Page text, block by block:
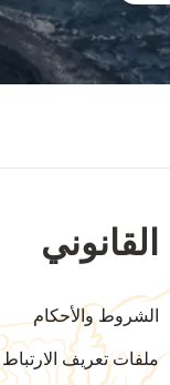
القانوني
الشروط والأحكام
ملفات تعريف الارتباط